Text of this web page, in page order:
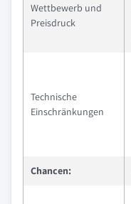
Wettbewerb und
Preisdruck
Technische
Einschränkungen
Chancen: